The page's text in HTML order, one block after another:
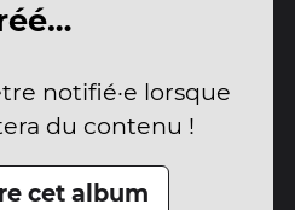
notifié·e lorsque
du contenu !
cet album